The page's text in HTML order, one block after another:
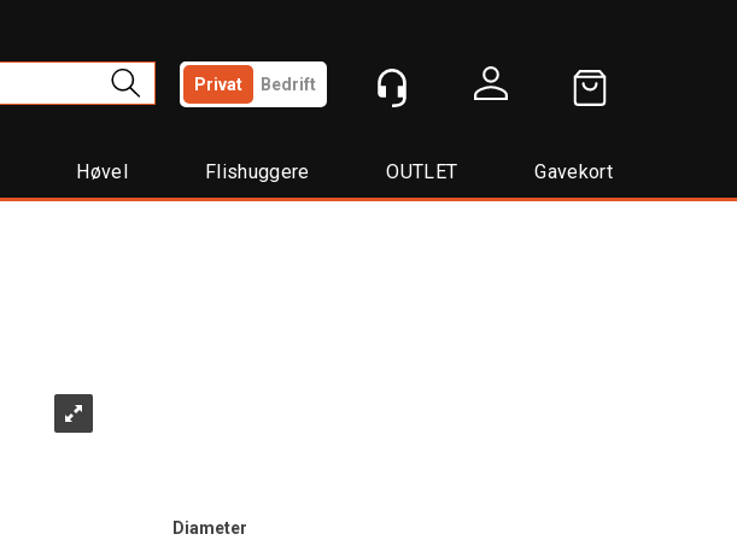
Privat Bedrift
Høvel Flishuggere OUTLET Gavekort
Diameter